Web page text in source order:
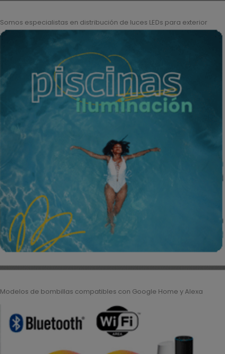
Somos especialistas en distribución de luces LEDs para exterior
Modelos de bombillas compatibles con Google Home y Alexa